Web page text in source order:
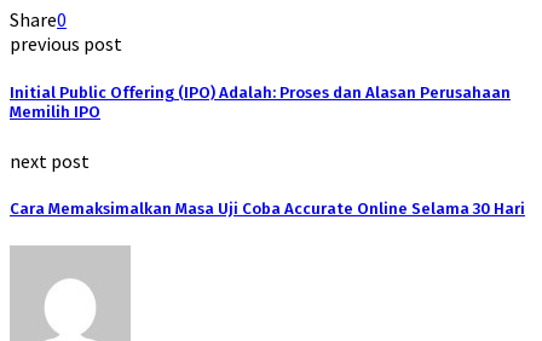
Share0
previous post
Initial Public Offering (IPO) Adalah: Proses dan Alasan Perusahaan
Memilih IPO
next post
Cara Memaksimalkan Masa Uji Coba Accurate Online Selama 30 Hari